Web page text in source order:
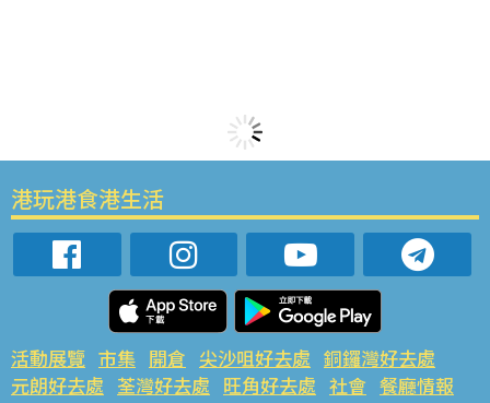
港玩港食港生活
活動展覽 市集 開倉 尖沙咀好去處 銅鑼灣好去處
元朗好去處 荃灣好去處 旺角好去處 社會 餐廳情報